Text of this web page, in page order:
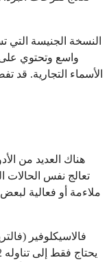
النسخة الجنيسة
واسع وتحتوي
الأسماء التجارية. قد
هناك العديد من
تعالج نفس الحالات
ملاءمة أو فعالية
فالاسيكلوفير